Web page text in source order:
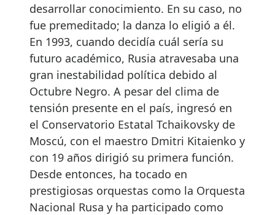
desarrollar conocimiento. En su caso, no
fue premeditado; la danza lo eligió a él.
En 1993, cuando decidía cuál sería su
futuro académico, Rusia atravesaba una
gran inestabilidad política debido al
Octubre Negro. A pesar del clima de
tensión presente en el país, ingresó en
el Conservatorio Estatal Tchaikovsky de
Moscú, con el maestro Dmitri Kitaienko y
con 19 años dirigió su primera función.
Desde entonces, ha tocado en
prestigiosas orquestas como la Orquesta
Nacional Rusa y ha participado como